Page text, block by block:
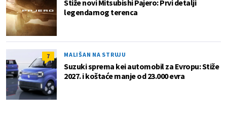
Stiže novi Mitsubishi Pajero: Prvi detalji
legendarnog terenca
7 MALIŠAN NA STRUJU
Suzuki sprema kei automobil za Evropu: Stiže
2027. i koštaće manje od 23.000 evra